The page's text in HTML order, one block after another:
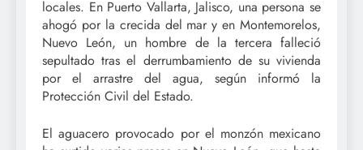
locales. En Puerto Vallarta, Jalisco, una persona se
ahogó por la crecida del mar y en Montemorelos,
Nuevo León, un hombre de la tercera falleció
sepultado tras el derrumbamiento de su vivienda
por el arrastre del agua, según informó la
Protección Civil del Estado.
El aguacero provocado por el monzón mexicano